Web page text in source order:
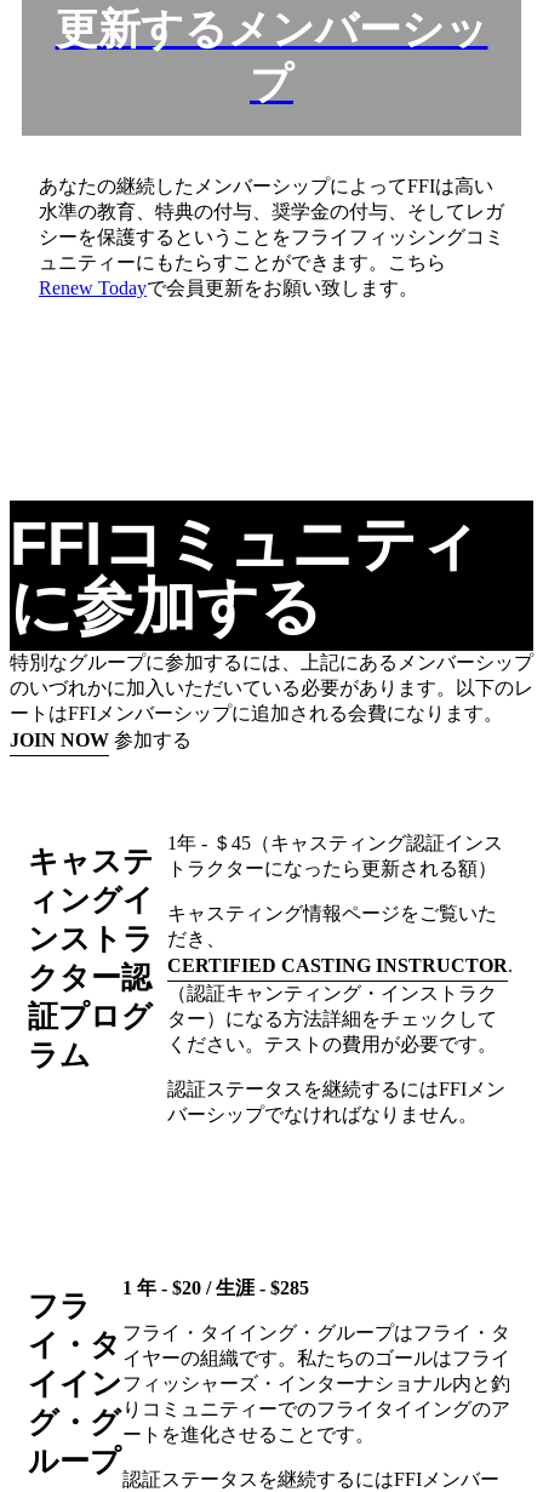
更新するメンバーシッ
プ
あなたの継続したメンバーシップによってFFIは高い
水準の教育、特典の付与、奨学金の付与、そしてレガ
シーを保護するということをフライフィッシングコミ
ュニティーにもたらすことができます。こちら
Renew Todayで会員更新をお願い致します。
FFIコミュニティ
に参加する
特別なグループに参加するには、上記にあるメンバーシップ
のいづれかに加入いただいている必要があります。以下のレ
ートはFFIメンバーシップに追加される会費になります。
JOIN NOW 参加する
キャステ
ィングイ
ンストラ
クター認
証プログ
ラム
1年 - ＄45（キャスティング認証インス
トラクターになったら更新される額）
キャスティング情報ページをご覧いた
だき、
CERTIFIED CASTING INSTRUCTOR.
（認証キャンティング・インストラク
ター）になる方法詳細をチェックして
ください。テストの費用が必要です。
認証ステータスを継続するにはFFIメン
バーシップでなければなりません。
フラ
イ・タ
イイン
グ・グ
ループ
1 年 - $20 / 生涯 - $285
フライ・タイイング・グループはフライ・タ
イヤーの組織です。私たちのゴールはフライ
フィッシャーズ・インターナショナル内と釣
りコミュニティーでのフライタイイングのア
ートを進化させることです。
認証ステータスを継続するにはFFIメンバー